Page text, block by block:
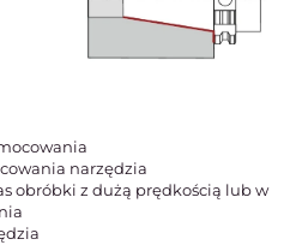
narzędzia
obróbki z dużą prędkością lub w